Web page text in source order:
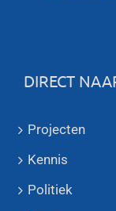
DIRECT
Projecten
Kennis
Politiek